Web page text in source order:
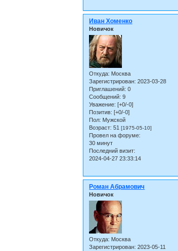
Иван Хоменко
Новичок
Откуда: Москва
Зарегистрирован: 2023-03-28
Приглашений: 0
Сообщений: 9
Уважение: [+0/-0]
Позитив: [+0/-0]
Пол: Мужской
Возраст: 51[1975-05-10]
Провел на форуме:
30 минут
Последний визит:
2024-04-27 23:33:14
Роман Абрамович
Новичок
Откуда: Москва
Зарегистрирован: 2023-05-11